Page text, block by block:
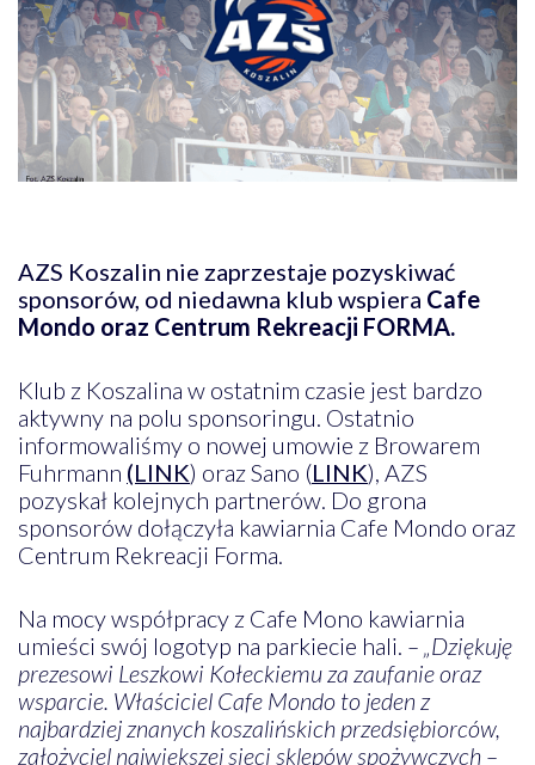
AZS Koszalin nie zaprzestaje pozyskiwać
sponsorów, od niedawna klub wspiera Cafe
Mondo oraz Centrum Rekreacji FORMA.
Klub z Koszalina w ostatnim czasie jest bardzo
aktywny na polu sponsoringu. Ostatnio
informowaliśmy o nowej umowie z Browarem
Fuhrmann (LINK) oraz Sano (LINK), AZS
pozyskał kolejnych partnerów. Do grona
sponsorów dołączyła kawiarnia Cafe Mondo oraz
Centrum Rekreacji Forma.
Na mocy współpracy z Cafe Mono kawiarnia
umieści swój logotyp na parkiecie hali. – „Dziękuję
prezesowi Leszkowi Kołeckiemu za zaufanie oraz
wsparcie. Właściciel Cafe Mondo to jeden z
najbardziej znanych koszalińskich przedsiębiorców,
założyciel największej sieci sklepów spożywczych –